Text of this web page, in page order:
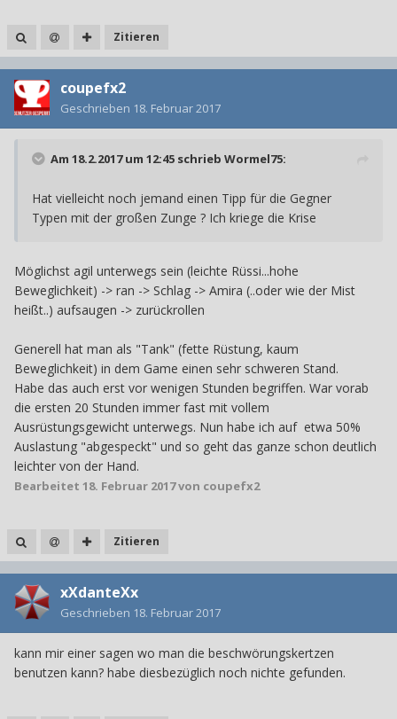
Zitieren
coupefx2
Geschrieben 18. Februar 2017
Am 18.2.2017 um 12:45 schrieb Wormel75:
Hat vielleicht noch jemand einen Tipp für die Gegner
Typen mit der großen Zunge ? Ich kriege die Krise
Möglichst agil unterwegs sein (leichte Rüssi...hohe
Beweglichkeit) -> ran -> Schlag -> Amira (..oder wie der Mist
heißt..) aufsaugen -> zurückrollen
Generell hat man als "Tank" (fette Rüstung, kaum
Beweglichkeit) in dem Game einen sehr schweren Stand.
Habe das auch erst vor wenigen Stunden begriffen. War vorab
die ersten 20 Stunden immer fast mit vollem
Ausrüstungsgewicht unterwegs. Nun habe ich auf etwa 50%
Auslastung "abgespeckt" und so geht das ganze schon deutlich
leichter von der Hand.
Bearbeitet 18. Februar 2017von coupefx2
Zitieren
xXdanteXx
Geschrieben 18. Februar 2017
kann mir einer sagen wo man die beschwörungskertzen
benutzen kann? habe diesbezüglich noch nichte gefunden.